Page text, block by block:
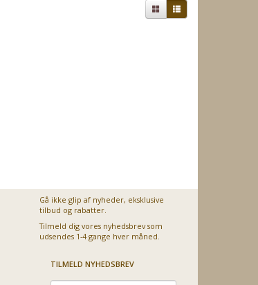
Gå ikke glip af nyheder, eksklusive
tilbud og rabatter.
Tilmeld dig vores nyhedsbrev som
udsendes 1-4 gange hver måned.
TILMELD NYHEDSBREV